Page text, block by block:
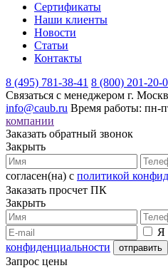
Сертификаты
Наши клиенты
Новости
Статьи
Контакты
8 (495) 781-38-41 8 (800) 201-20-
Связаться с менеджером г.
info@caub.ru Время работы: пн-
компании
Заказать обратный звонок
Закрыть
согласен(на) с политикой
Заказать просчет ПК
Закрыть
Я
конфиденциальности
Запрос цены